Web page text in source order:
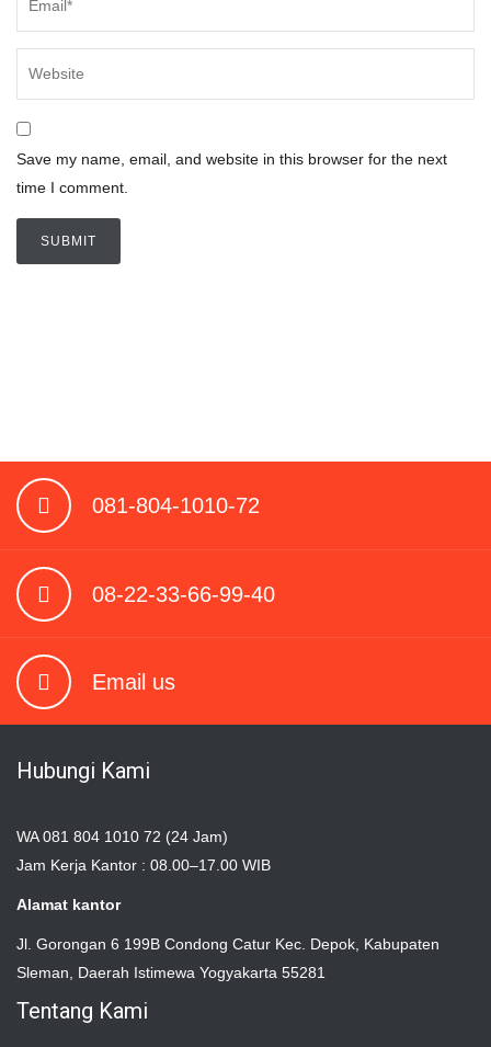
Save my name, email, and website in this browser for the next
time I comment.
081-804-1010-72
08-22-33-66-99-40
Email us
Hubungi Kami
WA 081 804 1010 72 (24 Jam)
Jam Kerja Kantor : 08.00–17.00 WIB
Alamat kantor
Jl. Gorongan 6 199B Condong Catur Kec. Depok, Kabupaten
Sleman, Daerah Istimewa Yogyakarta 55281
Tentang Kami